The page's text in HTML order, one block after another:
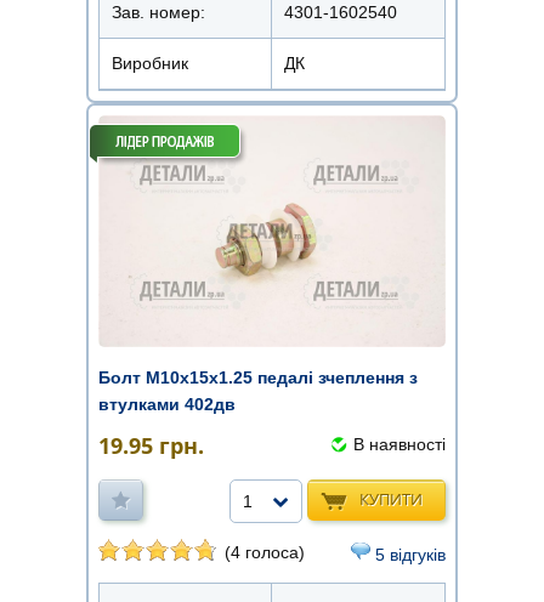
Зав. номер: 4301-1602540
Виробник ДК
Болт М10х15х1.25 педалі зчеплення з
втулками 402дв
19.95 грн. В наявності
КУПИТИ
1
(4 голоса) 5 відгуків